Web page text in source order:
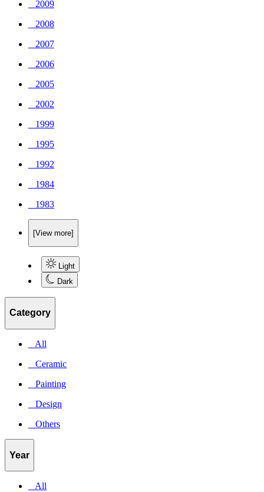
_ 2009
_ 2008
_ 2007
_ 2006
_ 2005
_ 2002
_ 1999
_ 1995
_ 1992
_ 1984
_ 1983
[View more]
Light
Dark
Category
_ All
_ Ceramic
_ Painting
_ Design
_ Others
Year
_ All